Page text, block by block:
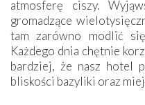
atmosferę ciszy.
gromadzące
tam zarówno modlić
Każdego dnia chętnie
bardziej, że nasz hotel
bliskości bazyliki oraz